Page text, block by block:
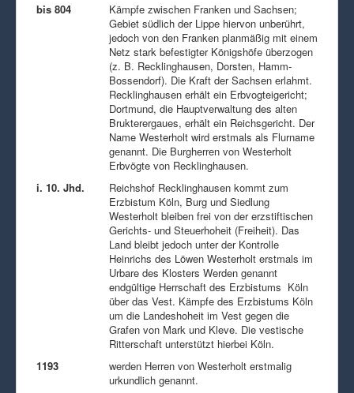
bis 804
Kämpfe zwischen Franken und Sachsen;
Gebiet südlich der Lippe hiervon unberührt,
jedoch von den Franken planmäßig mit einem
Netz stark befestigter Königshöfe überzogen
(z. B. Recklinghausen, Dorsten, Hamm-
Bossendorf). Die Kraft der Sachsen erlahmt.
Recklinghausen erhält ein Erbvogteigericht;
Dortmund, die Hauptverwaltung des alten
Brukterergaues, erhält ein Reichsgericht. Der
Name Westerholt wird erstmals als Flurname
genannt. Die Burgherren von Westerholt
Erbvögte von Recklinghausen.
i. 10. Jhd.
Reichshof Recklinghausen kommt zum
Erzbistum Köln, Burg und Siedlung
Westerholt bleiben frei von der erzstiftischen
Gerichts- und Steuerhoheit (Freiheit). Das
Land bleibt jedoch unter der Kontrolle
Heinrichs des Löwen Westerholt erstmals im
Urbare des Klosters Werden genannt
endgültige Herrschaft des Erzbistums Köln
über das Vest. Kämpfe des Erzbistums Köln
um die Landeshoheit im Vest gegen die
Grafen von Mark und Kleve. Die vestische
Ritterschaft unterstützt hierbei Köln.
1193
werden Herren von Westerholt erstmalig
urkundlich genannt.